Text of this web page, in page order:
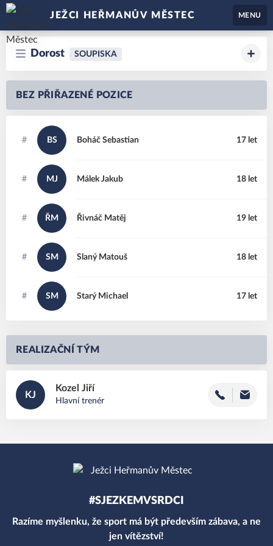
JEŽCI HEŘMANŮV MĚSTEC MENU
Dorost SOUPISKA
REALIZAČNÍ TÝM
KJ
Jiří
Kozel
Hlavní trenér
BEZ PŘIŘAZENÉ POZICE
# BS Sebastian
Boháč 17 let
# MJ Jakub
Málek 18 let
# ŘM Matěj
Řivnáč 19 let
# SM Matouš
Slaný 18 let
# SM Michael
Starý 17 let
#SJEZKEMVSRDCI
Razíme myšlenku, že sport má být především zábava, a ne
jen vítězství!